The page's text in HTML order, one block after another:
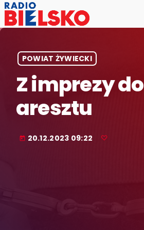
POWIAT ŻYWIECKI
Z imprezy do
aresztu
today 20.12.2023 09:22